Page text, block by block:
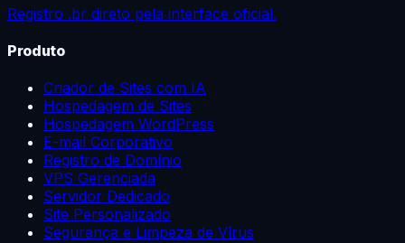
Registro .br direto pela interface oficial.
Produto
Criador de Sites com IA
Hospedagem de Sites
Hospedagem WordPress
E-mail Corporativo
Registro de Domínio
VPS Gerenciada
Servidor Dedicado
Site Personalizado
Segurança e Limpeza de Vírus